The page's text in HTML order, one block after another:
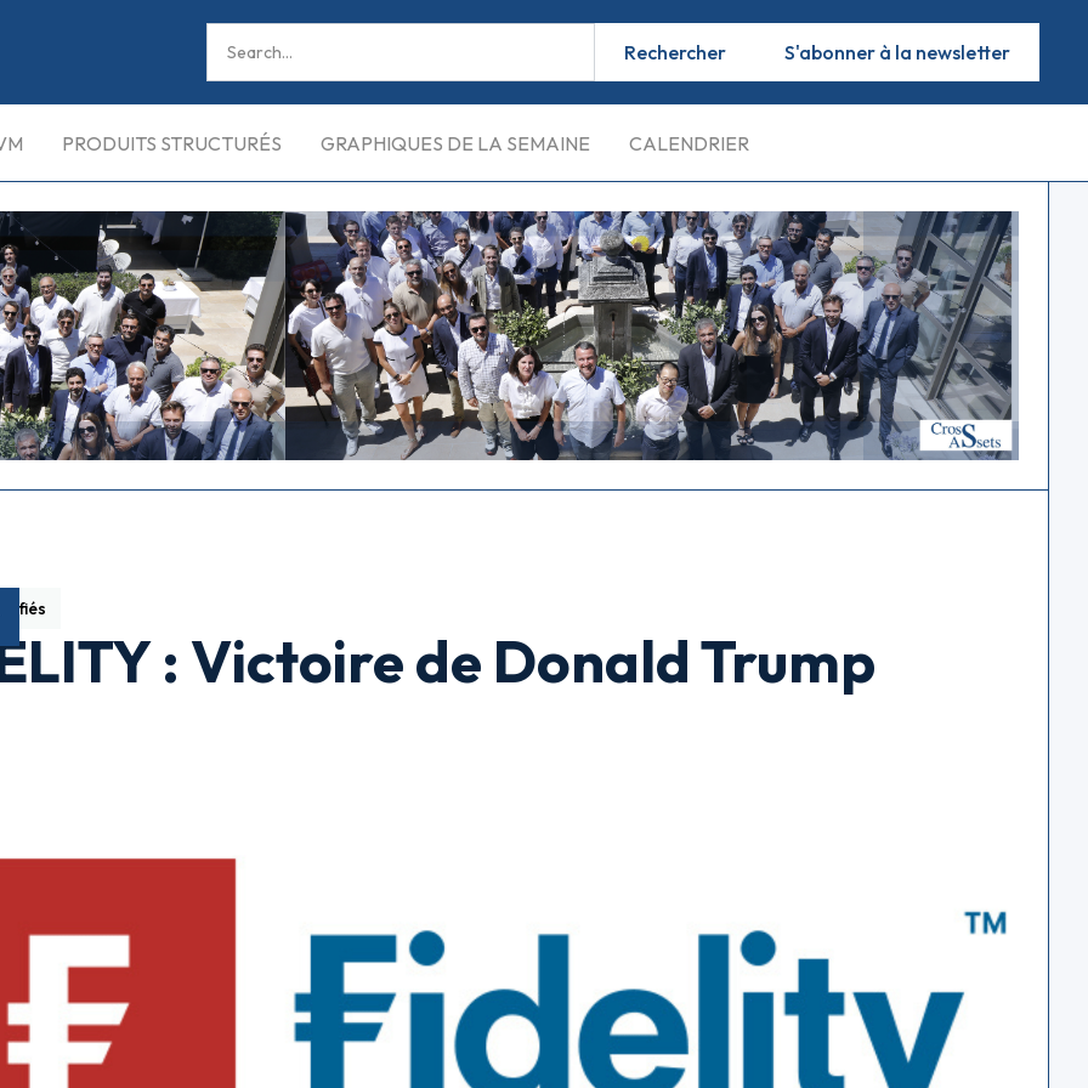
S'abonner à la newsletter
PRODUITS STRUCTURÉS GRAPHIQUES DE LA SEMAINE CALENDRIER
: Victoire de Donald Trump